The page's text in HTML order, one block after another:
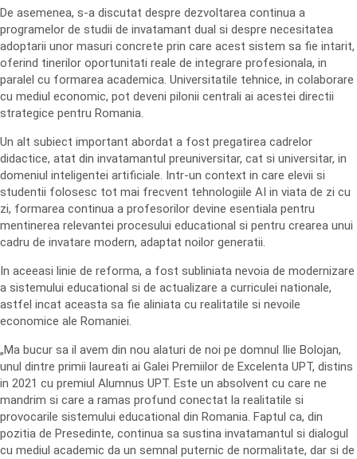
De asemenea, s-a discutat despre dezvoltarea continua a
programelor de studii de invatamant dual si despre necesitatea
adoptarii unor masuri concrete prin care acest sistem sa fie intarit,
oferind tinerilor oportunitati reale de integrare profesionala, in
paralel cu formarea academica. Universitatile tehnice, in colaborare
cu mediul economic, pot deveni pilonii centrali ai acestei directii
strategice pentru Romania.
Un alt subiect important abordat a fost pregatirea cadrelor
didactice, atat din invatamantul preuniversitar, cat si universitar, in
domeniul inteligentei artificiale. Intr-un context in care elevii si
studentii folosesc tot mai frecvent tehnologiile AI in viata de zi cu
zi, formarea continua a profesorilor devine esentiala pentru
mentinerea relevantei procesului educational si pentru crearea unui
cadru de invatare modern, adaptat noilor generatii.
In aceeasi linie de reforma, a fost subliniata nevoia de modernizare
a sistemului educational si de actualizare a curriculei nationale,
astfel incat aceasta sa fie aliniata cu realitatile si nevoile
economice ale Romaniei.
„Ma bucur sa il avem din nou alaturi de noi pe domnul Ilie Bolojan,
unul dintre primii laureati ai Galei Premiilor de Excelenta UPT, distins
in 2021 cu premiul Alumnus UPT. Este un absolvent cu care ne
mandrim si care a ramas profund conectat la realitatile si
provocarile sistemului educational din Romania. Faptul ca, din
pozitia de Presedinte, continua sa sustina invatamantul si dialogul
cu mediul academic da un semnal puternic de normalitate, dar si de